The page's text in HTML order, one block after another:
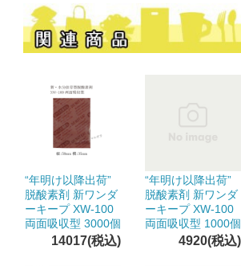
“年明け以降出荷”
脱酸素剤 新ワンダ
ーキープ XW-100
両面吸収型 3000個
“年明け以降出荷”
脱酸素剤 新ワンダ
ーキープ XW-100
両面吸収型 1000個
14017(税込) 4920(税込)